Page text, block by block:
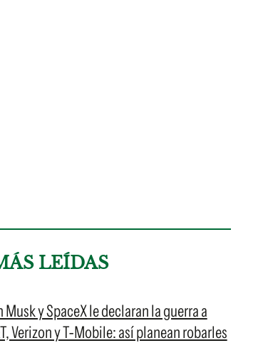
LEÍDAS
Musk y SpaceX le declaran la guerra a
Verizon y T-Mobile: así planean robarles